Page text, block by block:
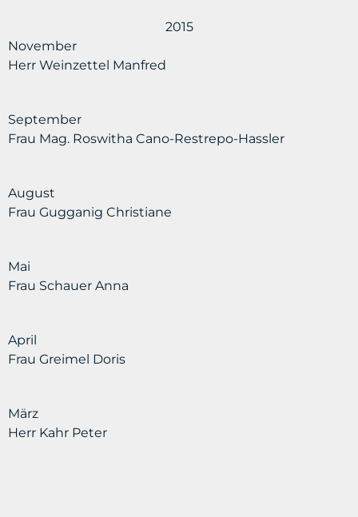
2015
November
Herr Weinzettel Manfred
September
Frau Mag. Roswitha Cano-Restrepo-Hassler
August
Frau Gugganig Christiane
Mai
Frau Schauer Anna
April
Frau Greimel Doris
März
Herr Kahr Peter